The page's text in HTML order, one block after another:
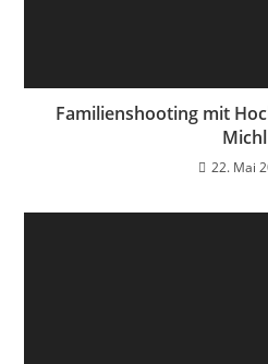
Familienshooting mit
Michl
22. Mai